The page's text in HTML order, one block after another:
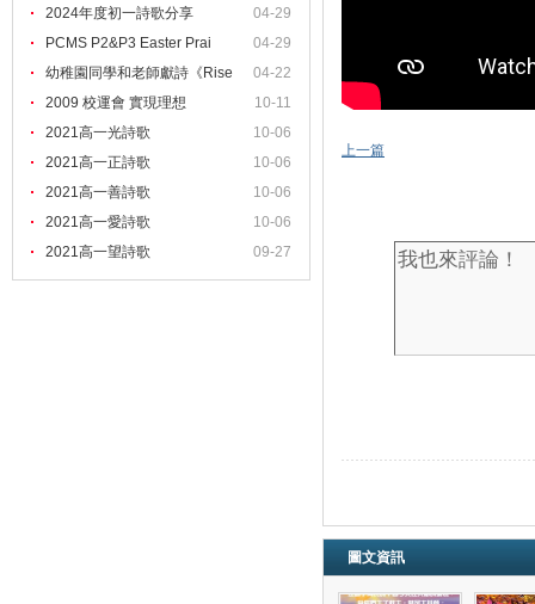
04-29
2024年度初一詩歌分享
04-29
PCMS P2&P3 Easter Prai
04-22
幼稚園同學和老師獻詩《Rise
10-11
2009 校運會 實現理想
10-06
2021高一光詩歌
10-06
2021高一正詩歌
10-06
2021高一善詩歌
10-06
2021高一愛詩歌
09-27
2021高一望詩歌
上一篇
圖文資訊